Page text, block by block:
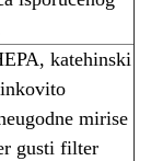
katehinski
mirise
gusti filter